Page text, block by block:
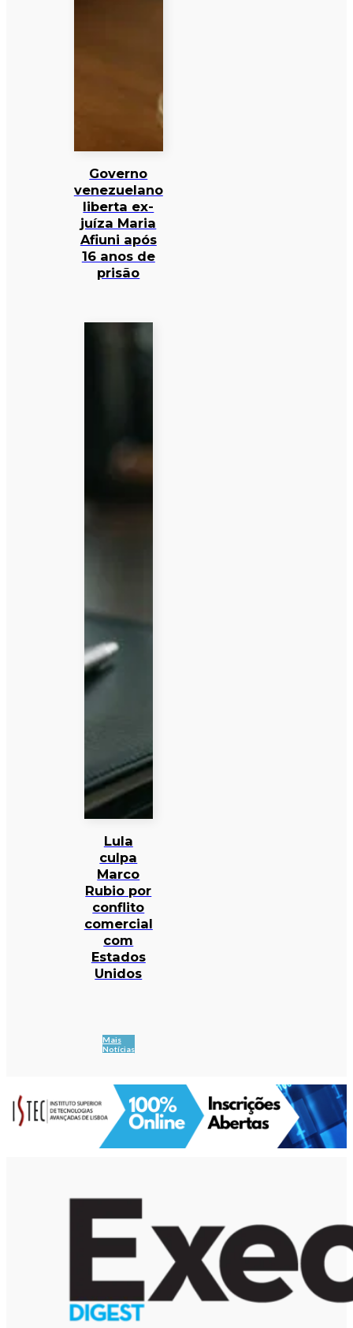
Governo
venezuelano
liberta ex-
juíza Maria
Afiuni após
16 anos de
prisão
Lula
culpa
Marco
Rubio por
conflito
comercial
com
Estados
Unidos
Mais
Notícias